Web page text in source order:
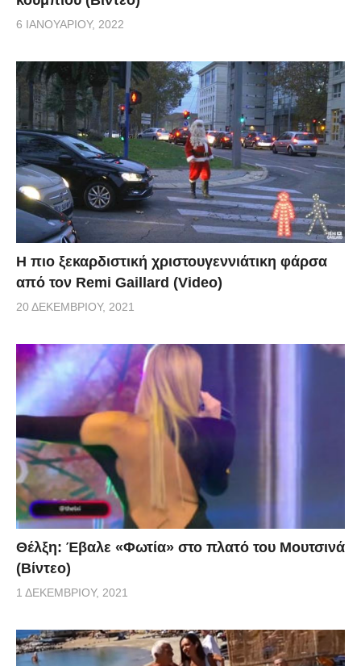
6 ΙΑΝΟΥΑΡΊΟΥ, 2022
Η πιο ξεκαρδιστική χριστουγεννιάτικη φάρσα
από τον Remi Gaillard (Video)
20 ΔΕΚΕΜΒΡΊΟΥ, 2021
Θέλξη: Έβαλε «Φωτία» στο πλατό του Μουτσινά
(Βίντεο)
1 ΔΕΚΕΜΒΡΊΟΥ, 2021